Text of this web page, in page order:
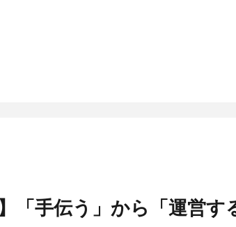
「手伝う」から「運営す